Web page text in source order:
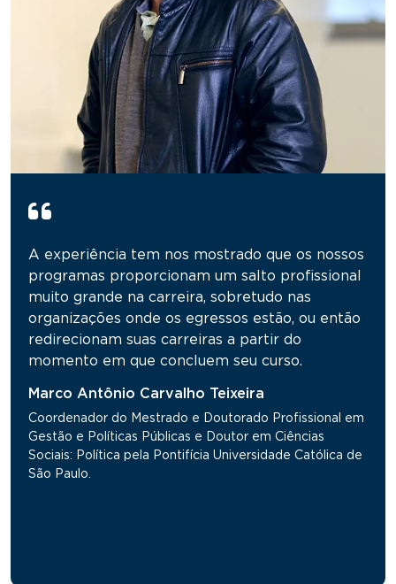
A experiência tem nos mostrado que os nossos
programas proporcionam um salto profissional
muito grande na carreira, sobretudo nas
organizações onde os egressos estão, ou então
redirecionam suas carreiras a partir do
momento em que concluem seu curso.
Marco Antônio Carvalho Teixeira
Coordenador do Mestrado e Doutorado Profissional em
Gestão e Políticas Públicas e Doutor em Ciências
Sociais: Política pela Pontifícia Universidade Católica de
São Paulo.